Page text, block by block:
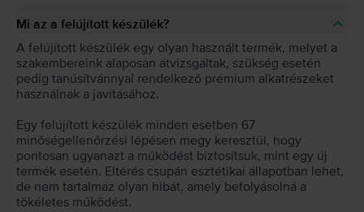
Mi az a felújított készülék?
A felújított készülék egy olyan használt termék, melyet a
szakembereink alaposan átvizsgáltak, szükség esetén
pedig tanúsítvánnyal rendelkező prémium alkatrészeket
használnak a javításához.
Egy felújított készülék minden esetben 67
minőségellenőrzési lépésen megy keresztül, hogy
pontosan ugyanazt a működést biztosítsuk, mint egy új
termék esetén. Eltérés csupán esztétikai állapotban lehet,
de nem tartalmaz olyan hibát, amely befolyásolná a
tökéletes működést.